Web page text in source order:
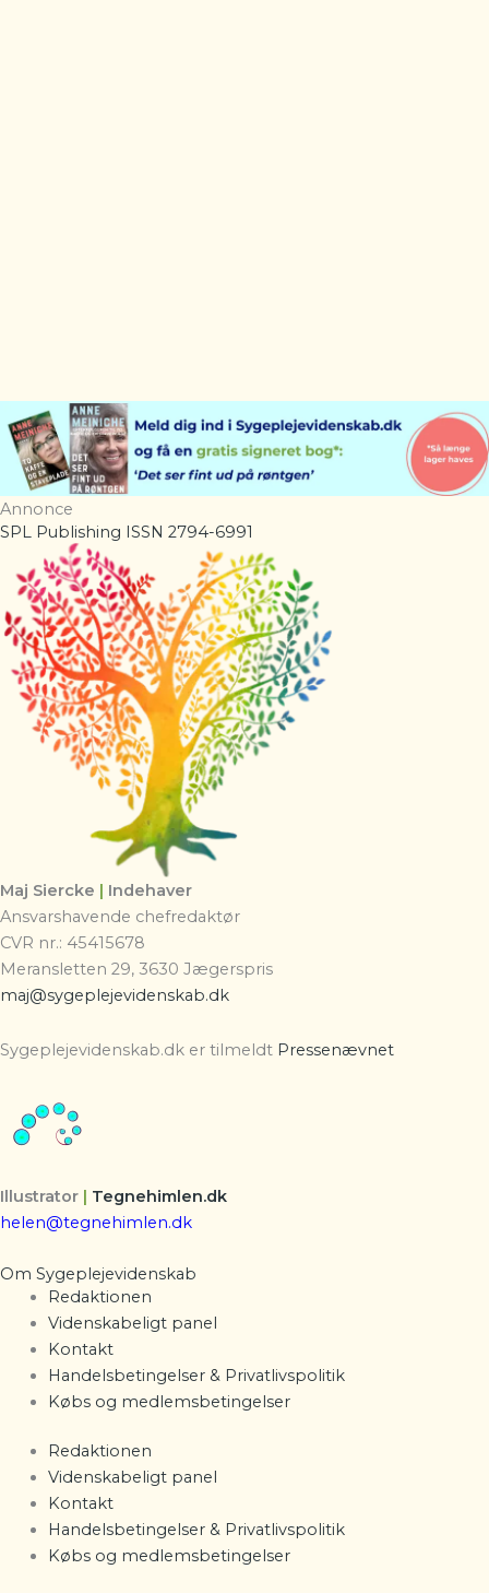
Annonce
SPL Publishing ISSN 2794-6991
Maj Siercke | Indehaver
Ansvarshavende chefredaktør
CVR nr.: 45415678
Meransletten 29, 3630 Jægerspris
maj@sygeplejevidenskab.dk
Sygeplejevidenskab.dk er tilmeldt Pressenævnet
Illustrator | Tegnehimlen.dk
helen@tegnehimlen.dk
Om Sygeplejevidenskab
Redaktionen
Videnskabeligt panel
Kontakt
Handelsbetingelser & Privatlivspolitik
Købs og medlemsbetingelser
Redaktionen
Videnskabeligt panel
Kontakt
Handelsbetingelser & Privatlivspolitik
Købs og medlemsbetingelser